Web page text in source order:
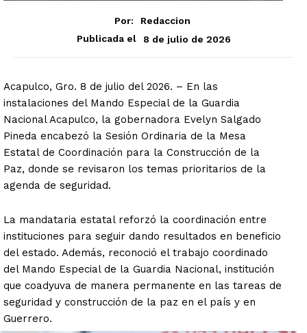
Por:
Redaccion
Publicada el
8 de julio de 2026
Acapulco, Gro. 8 de julio del 2026. – En las
instalaciones del Mando Especial de la Guardia
Nacional Acapulco, la gobernadora Evelyn Salgado
Pineda encabezó la Sesión Ordinaria de la Mesa
Estatal de Coordinación para la Construcción de la
Paz, donde se revisaron los temas prioritarios de la
agenda de seguridad.
La mandataria estatal reforzó la coordinación entre
instituciones para seguir dando resultados en beneficio
del estado. Además, reconoció el trabajo coordinado
del Mando Especial de la Guardia Nacional, institución
que coadyuva de manera permanente en las tareas de
seguridad y construcción de la paz en el país y en
Guerrero.